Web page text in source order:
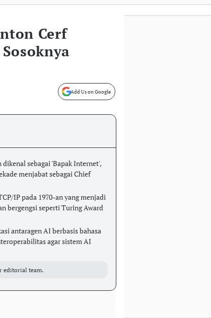
Cerf
Add Us on Google
sebagai 'Bapak Internet',
menjabat sebagai Chief
IP pada 1970-an yang menjadi
bergengsi seperti Turing Award
antaragen AI berbasis bahasa
agar sistem AI
editorial team.